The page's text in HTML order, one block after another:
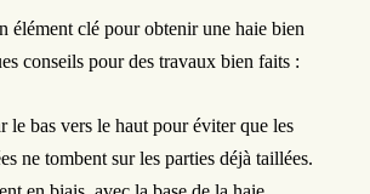
élément clé pour obtenir une haie bien
conseils pourdes travaux bien faits :
le bas vers le haut pour éviter que les
ne tombent sur les parties déjà taillées.